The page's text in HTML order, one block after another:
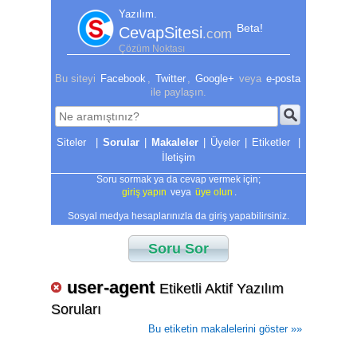
Yazılım.
CevapSitesi.com Beta!
Çözüm Noktası
Bu siteyi Facebook Twitter Google+ veya e-posta
ile paylaşın.
| Sorular | Makaleler | Üyeler | Etiketler
|
İletişim
Soru sormak ya da cevap vermek için;
giriş yapın veya üye olun
Sosyal medya hesaplarınızla da giriş yapabilirsiniz.
Soru Sor
user-agent Etiketli Aktif Yazılım
Soruları
Bu etiketin makalelerini göster »»